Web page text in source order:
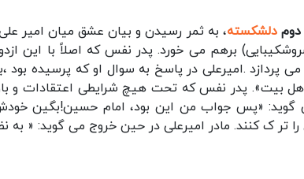
مدلشکسته، به ثمر رسیدن و بیان عشق میان امیر
برهم می خورد. پدر نفس که اصلاً با این
پردازد .امیرعلی در پاسخ به سوال او که پرسیده بود
بیت». پدر نفس که تحت هیچ شرایطی اعتقادات و
«پس جواب من این بود، امام حسین!بگین
تر ک کنند. مادر امیرعلی در حین خروج می گوید: «